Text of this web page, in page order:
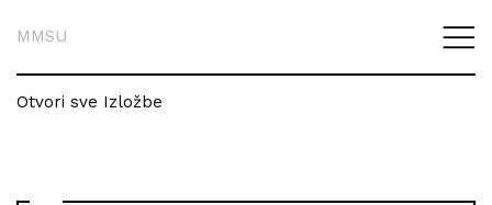
MMSU
Otvori sve Izložbe